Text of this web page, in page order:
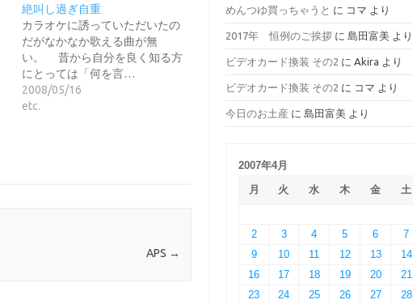
絶叫し過ぎ自重
カラオケに誘っていただいたの
だがなかなか歌える曲が無
い。 昔から自分を良く知る方
にとっては「何を言…
2008/05/16
etc.
APS →
めんつゆ買っちゃうと に コマ より
2017年 恒例のご挨拶 に島田富美 より
ビデオカード換装 その2 にAkira より
ビデオカード換装 その2 に コマ より
今日のお土産 に島田富美 より
2007年4月
月
火 水 木 金 土
2
3 4 5 6 7
9
10 11 12 13 14
16
17 18 19 20 21
23
24 25 26 27 28